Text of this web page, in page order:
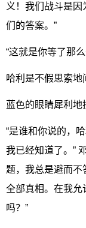
义！我们战斗是
们的答案。”
“这就是你等了那
哈利是不假思索
蓝色的眼睛犀利地
“是谁和你说的，
我已经知道了。”
题，我总是避而不
全部真相。在我允
吗？”